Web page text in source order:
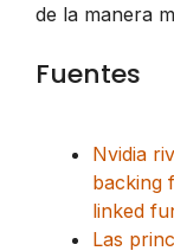
de la manera
Fuentes
Nvidia
backing
linked
Las